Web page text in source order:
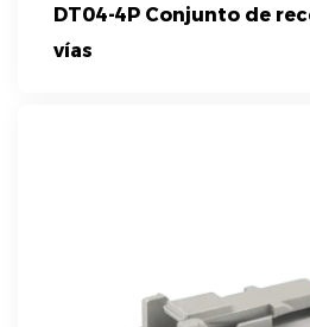
DT04-4P Conjunto de
vías